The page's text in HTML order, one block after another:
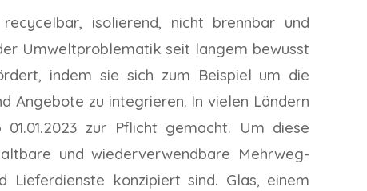
isolierend, nicht brennbar und
Umweltproblematik seit langem bewusst
indem sie sich zum Beispiel um die
Angebote zu integrieren. In vielen Ländern
zur Pflicht gemacht. Um diese
und wiederverwendbare Mehrweg-
Lieferdienste konzipiert sind. Glas, einem